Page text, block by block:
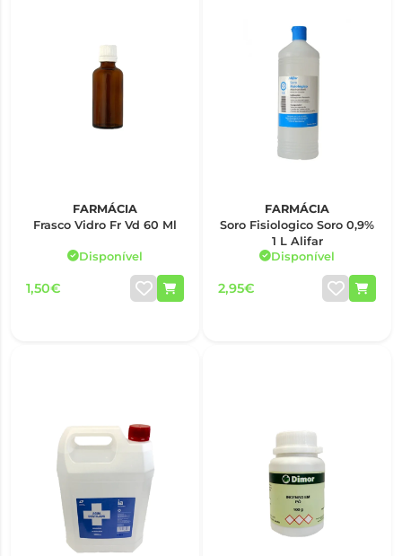
FARMÁCIA
Frasco Vidro Fr Vd 60 Ml
Disponível
1,50€
FARMÁCIA
Soro Fisiologico Soro 0,9%
1 L Alifar
Disponível
2,95€